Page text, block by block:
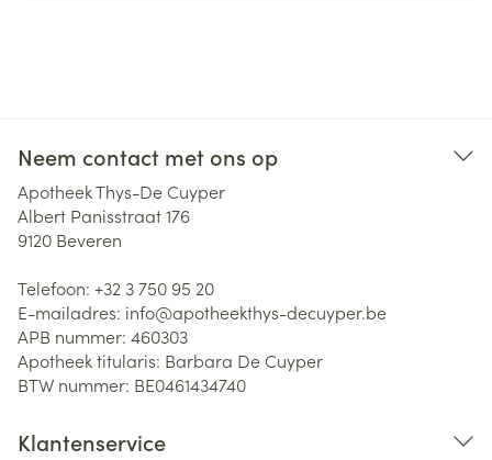
Neem contact met ons op
Apotheek Thys-De Cuyper
Albert Panisstraat 176
9120 Beveren
Telefoon: +32 3 750 95 20
E-mailadres: info@apotheekthys-decuyper.be
APB nummer: 460303
Apotheek titularis: Barbara De Cuyper
BTW nummer: BE0461434740
Klantenservice